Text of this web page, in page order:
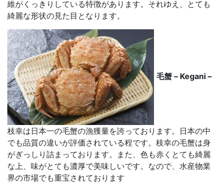
維がくっきりしている特徴があります。それゆえ、とても
綺麗な形状の見た目となります。
毛蟹 – Kegani –
枝幸は日本一の毛蟹の漁獲量を誇っております。日本の中
でも品質の違いが評価されている程です。枝幸の毛蟹は身
がぎっしり詰まっております。また、色も赤くとても綺麗
な上、味がとても濃厚で美味しいです。なので、水産物業
界の市場でも重宝されております